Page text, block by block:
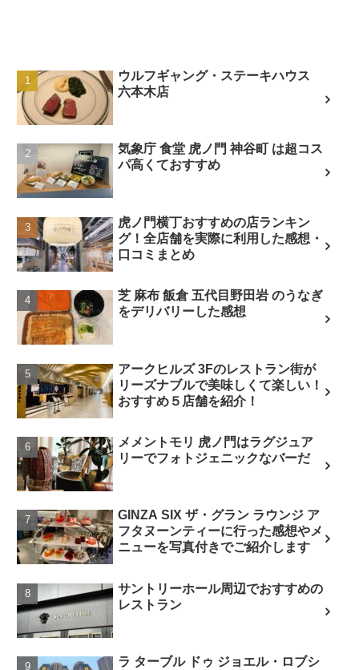
ウルフギャング・ステーキハウス
六本木店
気象庁 食堂 虎ノ門 神谷町 は超コス
パ高くておすすめ
虎ノ門横丁おすすめの店ランキン
グ！全店舗を実際に利用した感想・
口コミまとめ
芝 麻布 飯倉 五代目野田岩 のうなぎ
をデリバリーした感想
アークヒルズ 3Fのレストラン街が
リーズナブルで美味しくて楽しい！
おすすめ５店舗を紹介！
メメントモリ 虎ノ門はラグジュア
リーでフォトジェニックなバーだ
GINZA SIX ザ・グラン ラウンジ ア
フタヌーンティーに行った感想やメ
ニューを写真付きでご紹介します
サントリーホール周辺でおすすめの
レストラン
ラ ターブル ドゥ ジョエル・ロブシ